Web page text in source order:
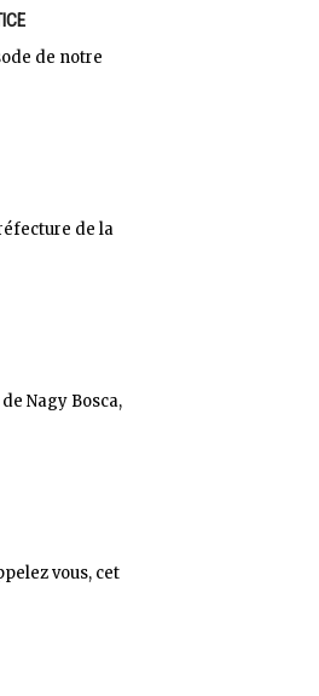
de notre
de la
Nagy Bosca,
vous, cet